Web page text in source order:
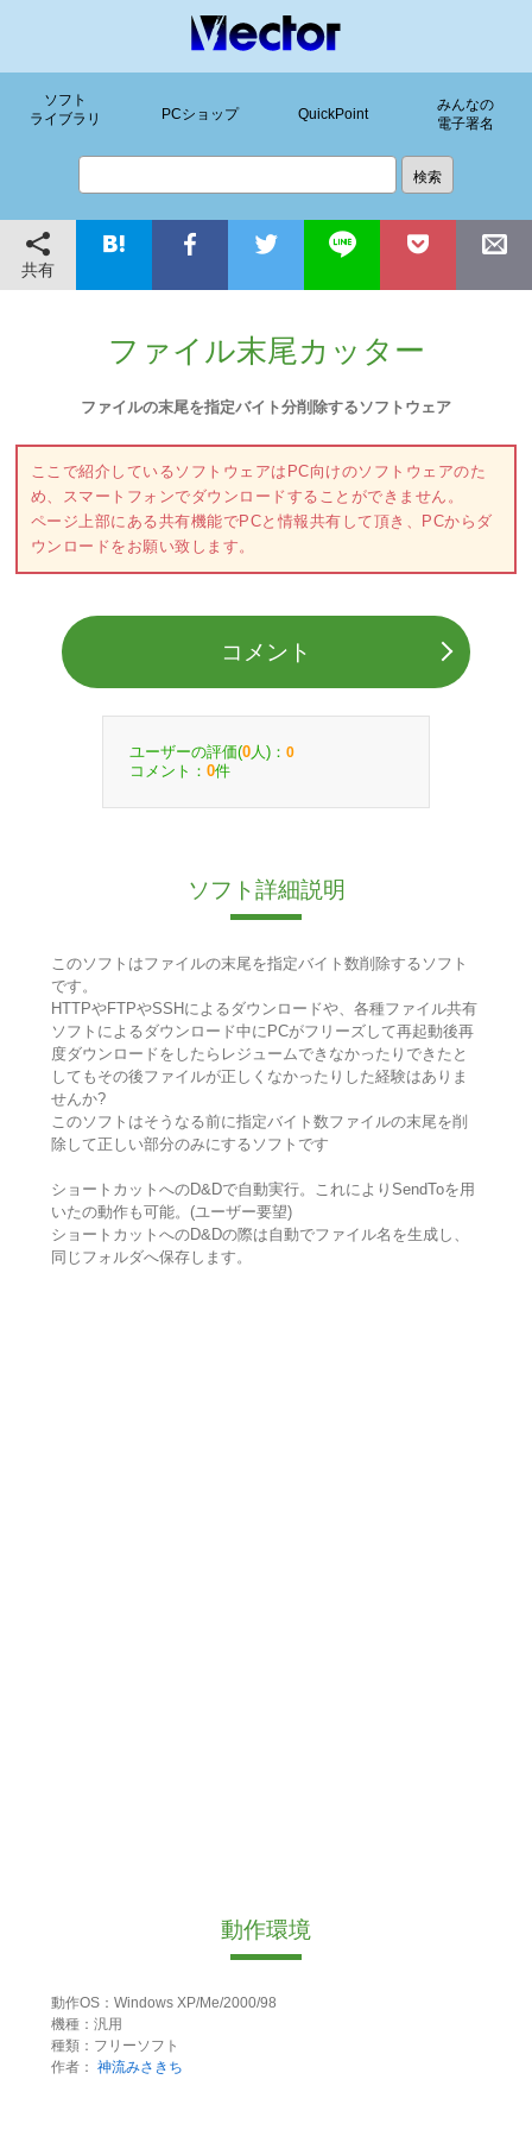
ソフト
ライブラリ
PCショップ QuickPoint
みんなの
電子署名
共有
ファイル末尾カッター
ファイルの末尾を指定バイト分削除するソフトウェア
ここで紹介しているソフトウェアはPC向けのソフトウェアのた
め、スマートフォンでダウンロードすることができません。
ページ上部にある共有機能でPCと情報共有して頂き、PCからダ
ウンロードをお願い致します。
コメント
ユーザーの評価(0 人)： 0
コメント： 0件
ソフト詳細説明
このソフトはファイルの末尾を指定バイト数削除するソフト
です。
HTTPやFTPやSSHによるダウンロードや、各種ファイル共有
ソフトによるダウンロード中にPCがフリーズして再起動後再
度ダウンロードをしたらレジュームできなかったりできたと
してもその後ファイルが正しくなかったりした経験はありま
せんか?
このソフトはそうなる前に指定バイト数ファイルの末尾を削
除して正しい部分のみにするソフトです
ショートカットへのD&Dで自動実行。これによりSendToを用
いたの動作も可能。(ユーザー要望)
ショートカットへのD&Dの際は自動でファイル名を生成し、
同じフォルダへ保存します。
動作環境
動作OS：Windows XP/Me/2000/98
機種：汎用
種類：フリーソフト
作者： 神流みさきち